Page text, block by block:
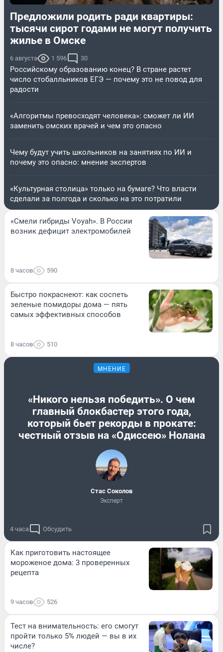
Предложили родить ради квартиры:
тысячи сирот годами не могут получить
жилье в Омске
6 августа 1 596 30
Российскому образованию конец? В стране растет
число стобалльников ЕГЭ — почему это не повод для
радости
«Алгоритмы превосходят человека»: сможет ли ИИ
заменить омских врачей и чем это опасно
Чему будут учить школьников на занятиях по ИИ и
почему это опасно: мнение экспертов
«Культурная столица» только на бумаге? Что власти
сделали за полгода и сколько на это потратили
«Смели гибриды Voyah». В России
возник дефицит электромобилей
8 часов 590
Быстро покраснеют: как соспеть
зеленые помидоры дома — пять
самых эффективных способов
8 часов 510
МНЕНИЕ
«Никого нельзя победить». О чем
главный блокбастер этого года,
который бьет рекорды в прокате:
честный отзыв на «Одиссею» Нолана
Стас Соколов
Эксперт
4 часа Обсудить
Как приготовить настоящее
мороженое дома: 3 проверенных
рецепта
9 часов 526
Тест на внимательность: его смогут
пройти только 5% людей — вы в их
числе?